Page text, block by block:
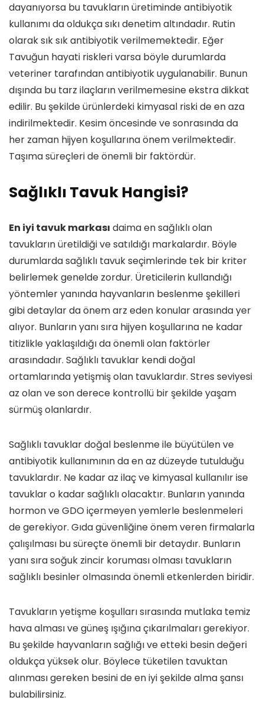
dayanıyorsa bu tavukların üretiminde antibiyotik
kullanımı da oldukça sıkı denetim altındadır. Rutin
olarak sık sık antibiyotik verilmemektedir. Eğer
Tavuğun hayati riskleri varsa böyle durumlarda
veteriner tarafından antibiyotik uygulanabilir. Bunun
dışında bu tarz ilaçların verilmemesine ekstra dikkat
edilir. Bu şekilde ürünlerdeki kimyasal riski de en aza
indirilmektedir. Kesim öncesinde ve sonrasında da
her zaman hijyen koşullarına önem verilmektedir.
Taşıma süreçleri de önemli bir faktördür.
Sağlıklı Tavuk Hangisi?
En iyi tavuk markası daima en sağlıklı olan
tavukların üretildiği ve satıldığı markalardır. Böyle
durumlarda sağlıklı tavuk seçimlerinde tek bir kriter
belirlemek genelde zordur. Üreticilerin kullandığı
yöntemler yanında hayvanların beslenme şekilleri
gibi detaylar da önem arz eden konular arasında yer
alıyor. Bunların yanı sıra hijyen koşullarına ne kadar
titizlikle yaklaşıldığı da önemli olan faktörler
arasındadır. Sağlıklı tavuklar kendi doğal
ortamlarında yetişmiş olan tavuklardır. Stres seviyesi
az olan ve son derece kontrollü bir şekilde yaşam
sürmüş olanlardır.
Sağlıklı tavuklar doğal beslenme ile büyütülen ve
antibiyotik kullanımının da en az düzeyde tutulduğu
tavuklardır. Ne kadar az ilaç ve kimyasal kullanılır ise
tavuklar o kadar sağlıklı olacaktır. Bunların yanında
hormon ve GDO içermeyen yemlerle beslenmeleri
de gerekiyor. Gıda güvenliğine önem veren firmalarla
çalışılması bu süreçte önemli bir detaydır. Bunların
yanı sıra soğuk zincir koruması olması tavukların
sağlıklı besinler olmasında önemli etkenlerden biridir.
Tavukların yetişme koşulları sırasında mutlaka temiz
hava alması ve güneş ışığına çıkarılmaları gerekiyor.
Bu şekilde hayvanların sağlığı ve etteki besin değeri
oldukça yüksek olur. Böylece tüketilen tavuktan
alınması gereken besini de en iyi şekilde alma şansı
bulabilirsiniz.